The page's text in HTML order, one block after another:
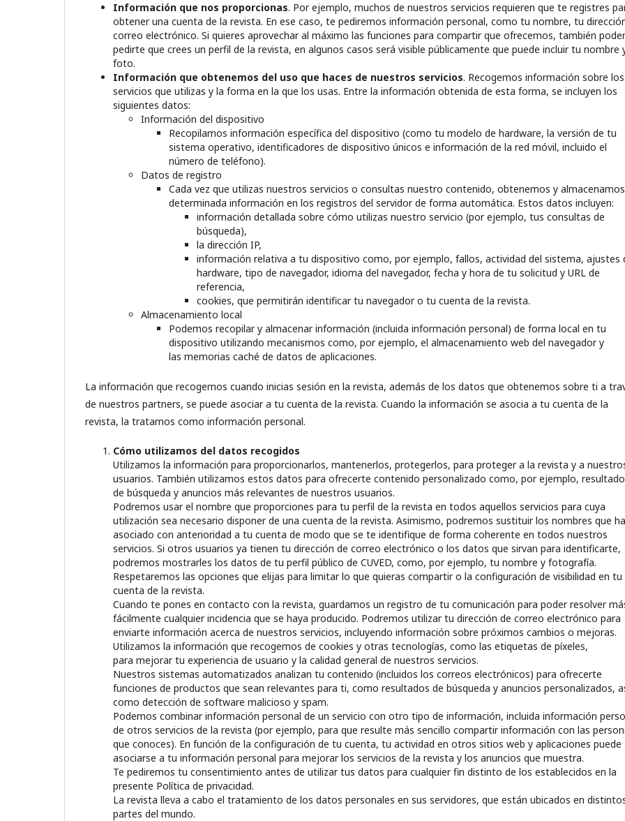
Información que nos proporcionas. Por ejemplo, muchos de nuestros servicios requieren que te registres
obtener una cuenta de la revista. En ese caso, te pediremos información personal, como tu nombre, tu
correo electrónico. Si quieres aprovechar al máximo las funciones para compartir que ofrecemos, también
pedirte que crees un perfil de la revista, en algunos casos será visible públicamente que puede incluir tu nombre
foto.
Información que obtenemos del uso que haces de nuestros servicios. Recogemos información sobre los
servicios que utilizas y la forma en la que los usas. Entre la información obtenida de esta forma, se incluyen los
siguientes datos:
Información del dispositivo
Recopilamos información específica del dispositivo (como tu modelo de hardware, la versión de tu
sistema operativo, identificadores de dispositivo únicos e información de la red móvil, incluido el
número de teléfono).
Datos de registro
Cada vez que utilizas nuestros servicios o consultas nuestro contenido, obtenemos y almacenamos
determinada información en los registros del servidor de forma automática. Estos datos incluyen:
información detallada sobre cómo utilizas nuestro servicio (por ejemplo, tus consultas de
búsqueda),
la dirección IP,
información relativa a tu dispositivo como, por ejemplo, fallos, actividad del sistema, ajustes
hardware, tipo de navegador, idioma del navegador, fecha y hora de tu solicitud y URL de
referencia,
cookies, que permitirán identificar tu navegador o tu cuenta de la revista.
Almacenamiento local
Podemos recopilar y almacenar información (incluida información personal) de forma local en tu
dispositivo utilizando mecanismos como, por ejemplo, el almacenamiento web del navegador y
las memorias caché de datos de aplicaciones.
La información que recogemos cuando inicias sesión en la revista, además de los datos que obtenemos sobre ti a
de nuestros partners, se puede asociar a tu cuenta de la revista. Cuando la información se asocia a tu cuenta de la
revista, la tratamos como información personal.
Cómo utilizamos del datos recogidos
Utilizamos la información para proporcionarlos, mantenerlos, protegerlos, para proteger a la revista y a
usuarios. También utilizamos estos datos para ofrecerte contenido personalizado como, por ejemplo,
de búsqueda y anuncios más relevantes de nuestros usuarios.
Podremos usar el nombre que proporciones para tu perfil de la revista en todos aquellos servicios para cuya
utilización sea necesario disponer de una cuenta de la revista. Asimismo, podremos sustituir los nombres que
asociado con anterioridad a tu cuenta de modo que se te identifique de forma coherente en todos nuestros
servicios. Si otros usuarios ya tienen tu dirección de correo electrónico o los datos que sirvan para identificarte,
podremos mostrarles los datos de tu perfil público de CUVED, como, por ejemplo, tu nombre y fotografía.
Respetaremos las opciones que elijas para limitar lo que quieras compartir o la configuración de visibilidad en tu
cuenta de la revista.
Cuando te pones en contacto con la revista, guardamos un registro de tu comunicación para poder resolver
fácilmente cualquier incidencia que se haya producido. Podremos utilizar tu dirección de correo electrónico para
enviarte información acerca de nuestros servicios, incluyendo información sobre próximos cambios o mejoras.
Utilizamos la información que recogemos de cookies y otras tecnologías, como las etiquetas de píxeles,
para mejorar tu experiencia de usuario y la calidad general de nuestros servicios.
Nuestros sistemas automatizados analizan tu contenido (incluidos los correos electrónicos) para ofrecerte
funciones de productos que sean relevantes para ti, como resultados de búsqueda y anuncios personalizados,
como detección de software malicioso y spam.
Podemos combinar información personal de un servicio con otro tipo de información, incluida información
de otros servicios de la revista (por ejemplo, para que resulte más sencillo compartir información con las
que conoces). En función de la configuración de tu cuenta, tu actividad en otros sitios web y aplicaciones puede
asociarse a tu información personal para mejorar los servicios de la revista y los anuncios que muestra.
Te pediremos tu consentimiento antes de utilizar tus datos para cualquier fin distinto de los establecidos en la
presente Política de privacidad.
La revista lleva a cabo el tratamiento de los datos personales en sus servidores, que están ubicados en
partes del mundo.